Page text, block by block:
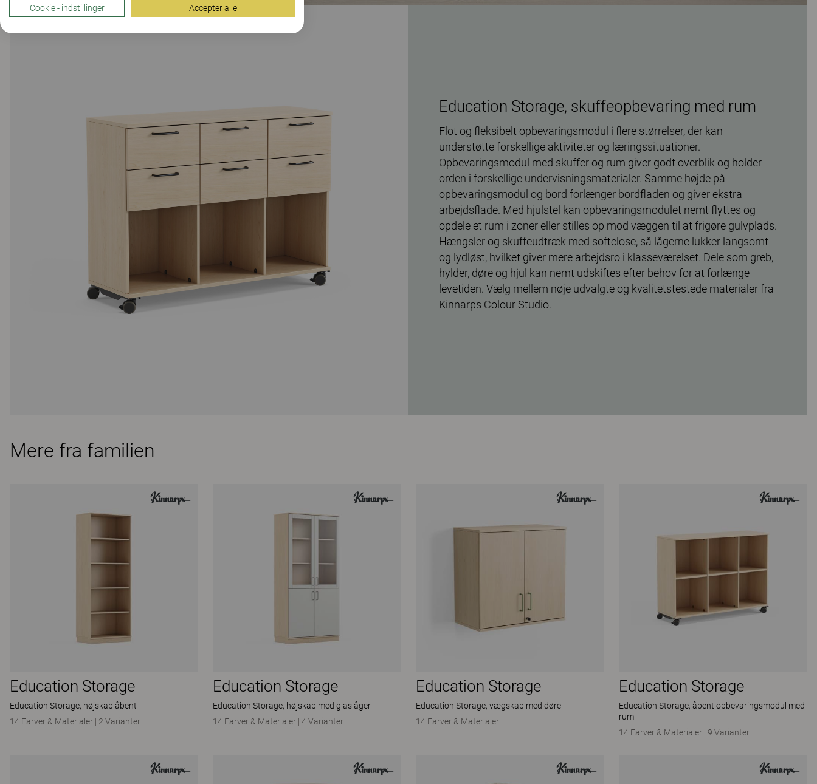
Education Storage, skuffeopbevaring med rum
Flot og fleksibelt opbevaringsmodul i flere størrelser, der kan
understøtte forskellige aktiviteter og læringssituationer.
Opbevaringsmodul med skuffer og rum giver godt overblik og holder
orden i forskellige undervisningsmaterialer. Samme højde på
opbevaringsmodul og bord forlænger bordfladen og giver ekstra
arbejdsflade. Med hjulstel kan opbevaringsmodulet nemt flyttes og
opdele et rum i zoner eller stilles op mod væggen til at frigøre gulvplads.
Hængsler og skuffeudtræk med softclose, så lågerne lukker langsomt
og lydløst, hvilket giver mere arbejdsro i klasseværelset. Dele som greb,
hylder, døre og hjul kan nemt udskiftes efter behov for at forlænge
levetiden. Vælg mellem nøje udvalgte og kvalitetstestede materialer fra
Kinnarps Colour Studio.
Mere fra familien
Education Storage
Education Storage, højskab åbent
14 Farver & Materialer | 2 Varianter
Education Storage
Education Storage, højskab med glaslåger
14 Farver & Materialer | 4 Varianter
Education Storage
Education Storage, vægskab med døre
14 Farver & Materialer
Education Storage
Education Storage, åbent opbevaringsmodul med
rum
14 Farver & Materialer | 9 Varianter
Cookie - indstillinger Accepter alle